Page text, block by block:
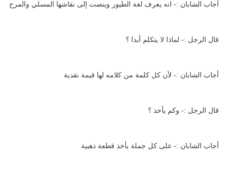
أجاب الشابان :- انه يعرف لغة الطيور وينصت إلى نقاشها المسلي والمرح
قال الرجل :- لماذا لا يتكلم أبدا ؟
أجاب الشابان :- لأن كل كلمة من كلامه لها قيمة نقدية
قال الرجل :- وكم يأخذ ؟
أجاب الشابان :- على كل جملة يأخذ قطعة ذهبية